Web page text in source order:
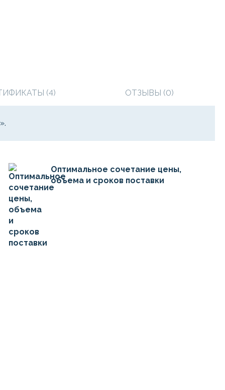
(4) ОТЗЫВЫ (0)
Оптимальное сочетание цены,
объема и сроков поставки